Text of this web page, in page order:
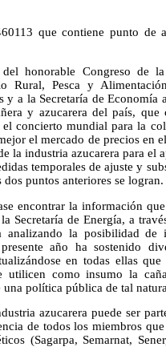
que contiene punto de
honorable Congreso de
Rural, Pesca y
y a la Secretaría de
y azucarera del país,
concierto mundial para la
el mercado de precios en
la industria azucarera para el
temporales de ajuste y
puntos anteriores se logran.
encontrar la información
Secretaría de Energía, a
analizando la posibilidad
año ha sostenido
en todas ellas
utilicen como insumo la
política pública de tal
azucarera puede ser
de todos los miembros
(Sagarpa, Semarnat,